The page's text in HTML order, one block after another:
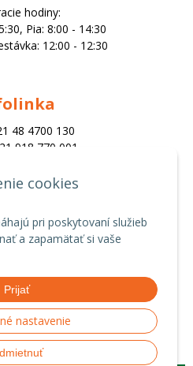
cookies
pri poskytovaní služieb
a zapamätať si vaše
Prijať
nastavenie
hodiny:
Pia: 8:00 - 14:30
12:00 - 12:30
48 4700 130
918 770 001
podmienky
údajov
a doprava
poriadok